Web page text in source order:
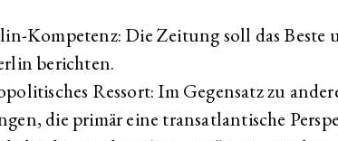
Kompetenz: Die Zeitung soll das Beste
berichten.
Ressort: Im Gegensatz zu
die primär eine transatlantische